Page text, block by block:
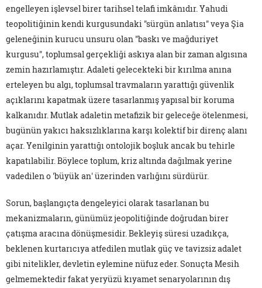
engelleyen işlevsel birer tarihsel telafi imkânıdır. Yahudi
teopolitiğinin kendi kurgusundaki "sürgün anlatısı" veya Şia
geleneğinin kurucu unsuru olan "baskı ve mağduriyet
kurgusu", toplumsal gerçekliği askıya alan bir zaman algısına
zemin hazırlamıştır. Adaleti gelecekteki bir kırılma anına
erteleyen bu algı, toplumsal travmaların yarattığı güvenlik
açıklarını kapatmak üzere tasarlanmış yapısal bir koruma
kalkanıdır. Mutlak adaletin metafizik bir geleceğe ötelenmesi,
bugünün yakıcı haksızlıklarına karşı kolektif bir direnç alanı
açar. Yenilginin yarattığı ontolojik boşluk ancak bu tehirle
kapatılabilir. Böylece toplum, kriz altında dağılmak yerine
vadedilen o 'büyük an' üzerinden varlığını sürdürür.
Sorun, başlangıçta dengeleyici olarak tasarlanan bu
mekanizmaların, günümüz jeopolitiğinde doğrudan birer
çatışma aracına dönüşmesidir. Bekleyiş süresi uzadıkça,
beklenen kurtarıcıya atfedilen mutlak güç ve tavizsiz adalet
gibi nitelikler, devletin eylemine nüfuz eder. Sonuçta Mesih
gelmemektedir fakat yeryüzü kıyamet senaryolarının dış